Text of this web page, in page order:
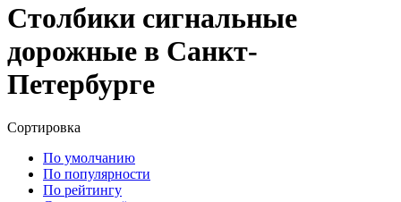
Столбики сигнальные
дорожные в Санкт-
Петербурге
Сортировка
По умолчанию
По популярности
По рейтингу